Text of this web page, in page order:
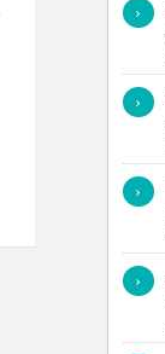
›
›
›
›